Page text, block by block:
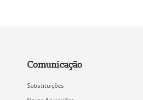
Comunicação
Substituições